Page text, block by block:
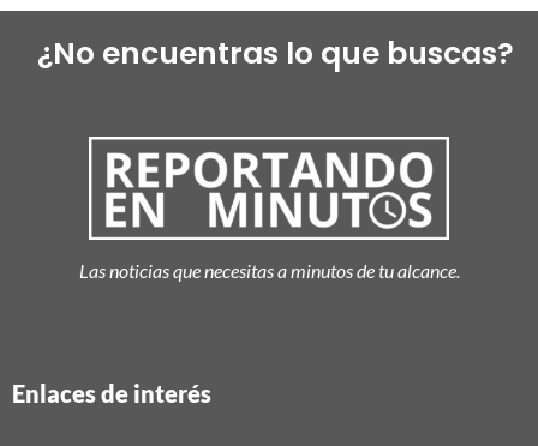
¿No encuentras lo que buscas?
Las noticias que necesitas a minutos de tu alcance.
Enlaces de interés